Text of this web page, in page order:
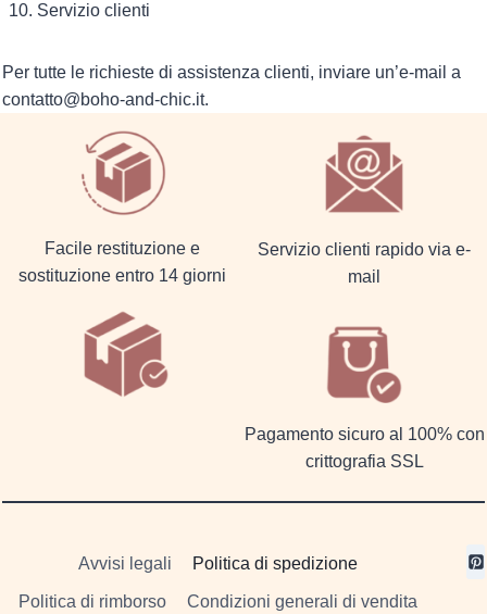
Servizio clienti
Per tutte le richieste di assistenza clienti, inviare un’e-mail a
contatto@boho-and-chic.it.
Facile restituzione e
sostituzione entro 14 giorni
Servizio clienti rapido via e-
mail
Pagamento sicuro al 100% con
crittografia SSL
Avvisi legali Politica di spedizione
Politica di rimborso Condizioni generali di vendita